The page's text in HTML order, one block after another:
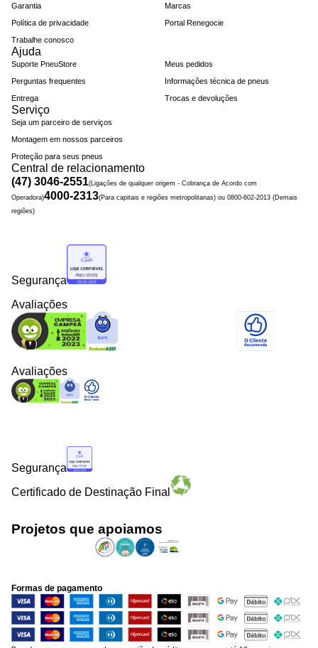
Garantia
Política de privacidade
Trabalhe conosco
Marcas
Portal Renegocie
Ajuda
Suporte PneuStore
Perguntas frequentes
Entrega
Meus pedidos
Informações técnica de pneus
Trocas e devoluções
Serviço
Seja um parceiro de serviços
Montagem em nossos parceiros
Proteção para seus pneus
Central de relacionamento
(47) 3046-2551(Ligações de qualquer origem - Cobrança de Acordo com
Operadora)4000-2313(Para capitais e regiões metropolitanas) ou 0800-602-2013 (Demais
regiões)
Segurança
Avaliações
Avaliações
Segurança
Certificado de Destinação Final
Projetos que apoiamos
Formas de pagamento